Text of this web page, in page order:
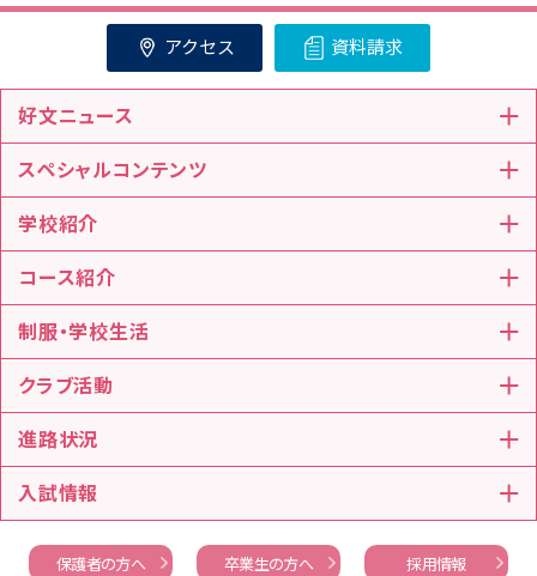
アクセス 資料請求
好文ニュース
スペシャルコンテンツ
学校紹介
コース紹介
制服・学校生活
クラブ活動
進路状況
入試情報
保護者の方へ 卒業生の方へ 採用情報